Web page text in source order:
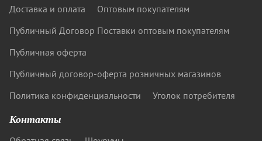
Доставка и оплата
Оптовым покупателям
Публичный Договор Поставки оптовым покупателям
Публичная оферта
Публичный договор-оферта розничных магазинов
Политика конфиденциальности
Уголок потребителя
Контакты